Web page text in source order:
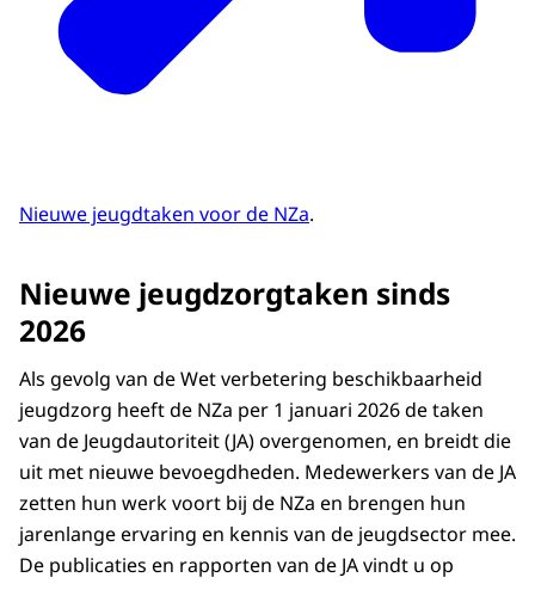
Nieuwe jeugdtaken voor de NZa.
Nieuwe jeugdzorgtaken sinds
2026
Als gevolg van de Wet verbetering beschikbaarheid
jeugdzorg heeft de NZa per 1 januari 2026 de taken
van de Jeugdautoriteit (JA) overgenomen, en breidt die
uit met nieuwe bevoegdheden. Medewerkers van de JA
zetten hun werk voort bij de NZa en brengen hun
jarenlange ervaring en kennis van de jeugdsector mee.
De publicaties en rapporten van de JA vindt u op